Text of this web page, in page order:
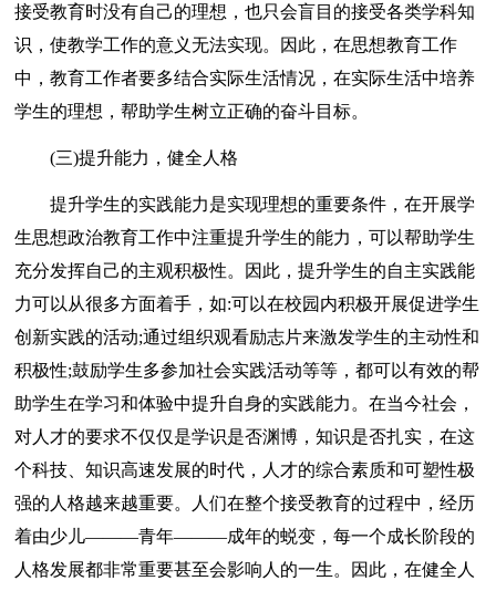
接受教育时没有自己的理想，也只会盲目的接受各类学科知
识，使教学工作的意义无法实现。因此，在思想教育工作
中，教育工作者要多结合实际生活情况，在实际生活中培养
学生的理想，帮助学生树立正确的奋斗目标。
(三)提升能力，健全人格
提升学生的实践能力是实现理想的重要条件，在开展学
生思想政治教育工作中注重提升学生的能力，可以帮助学生
充分发挥自己的主观积极性。因此，提升学生的自主实践能
力可以从很多方面着手，如:可以在校园内积极开展促进学生
创新实践的活动;通过组织观看励志片来激发学生的主动性和
积极性;鼓励学生多参加社会实践活动等等，都可以有效的帮
助学生在学习和体验中提升自身的实践能力。在当今社会，
对人才的要求不仅仅是学识是否渊博，知识是否扎实，在这
个科技、知识高速发展的时代，人才的综合素质和可塑性极
强的人格越来越重要。人们在整个接受教育的过程中，经历
着由少儿———青年———成年的蜕变，每一个成长阶段的
人格发展都非常重要甚至会影响人的一生。因此，在健全人